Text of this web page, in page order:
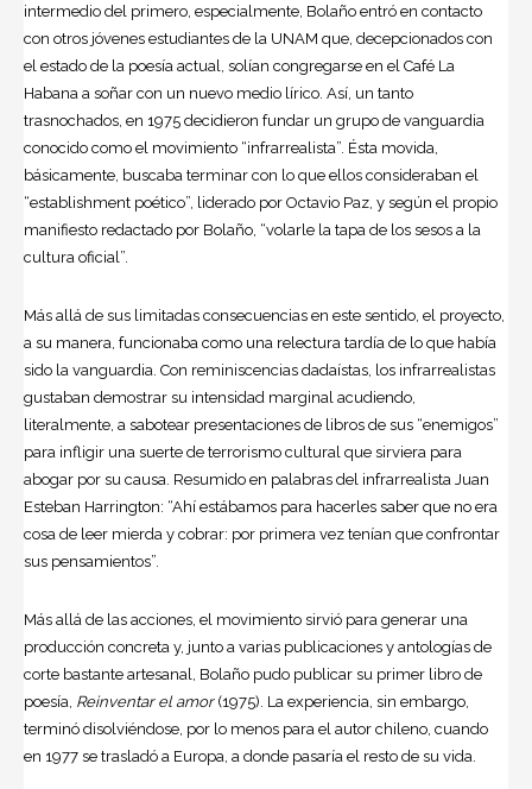
intermedio del primero, especialmente, Bolaño entró en contacto
con otros jóvenes estudiantes de la UNAM que, decepcionados con
el estado de la poesía actual, solían congregarse en el Café La
Habana a soñar con un nuevo medio lírico. Así, un tanto
trasnochados, en 1975 decidieron fundar un grupo de vanguardia
conocido como el movimiento “infrarrealista”. Ésta movida,
básicamente, buscaba terminar con lo que ellos consideraban el
“establishment poético”, liderado por Octavio Paz, y según el propio
manifiesto redactado por Bolaño, “volarle la tapa de los sesos a la
cultura oficial”.
Más allá de sus limitadas consecuencias en este sentido, el proyecto,
a su manera, funcionaba como una relectura tardía de lo que había
sido la vanguardia. Con reminiscencias dadaístas, los infrarrealistas
gustaban demostrar su intensidad marginal acudiendo,
literalmente, a sabotear presentaciones de libros de sus “enemigos”
para infligir una suerte de terrorismo cultural que sirviera para
abogar por su causa. Resumido en palabras del infrarrealista Juan
Esteban Harrington: “Ahí estábamos para hacerles saber que no era
cosa de leer mierda y cobrar: por primera vez tenían que confrontar
sus pensamientos”.
Más allá de las acciones, el movimiento sirvió para generar una
producción concreta y, junto a varias publicaciones y antologías de
corte bastante artesanal, Bolaño pudo publicar su primer libro de
poesía, Reinventar el amor(1975). La experiencia, sin embargo,
terminó disolviéndose, por lo menos para el autor chileno, cuando
en 1977 se trasladó a Europa, a donde pasaría el resto de su vida.